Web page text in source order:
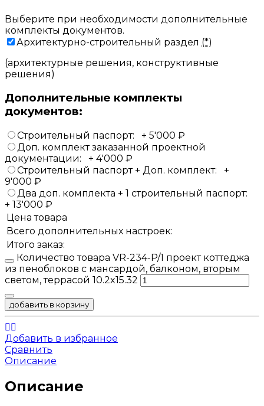
Выберите при необходимости дополнительные
комплекты документов.
Архитектурно-строительный раздел (*)
(архитектурные решения, конструктивные
решения)
Дополнительные комплекты
документов:
Строительный паспорт: + 5'000 ₽
Доп. комплект заказанной проектной
документации:
+ 4'000 ₽
Строительный паспорт + Доп. комплект:
+
9'000 ₽
Два доп. комплекта + 1 строительный паспорт:
+ 13'000 ₽
Цена товара
Всего дополнительных настроек:
Итого заказ:
Количество товара VR-234-P/1 проект коттеджа
из пеноблоков с мансардой, балконом, вторым
светом, террасой 10.2x15.32
добавить в корзину
Добавить в избранное
Сравнить
Описание
Описание